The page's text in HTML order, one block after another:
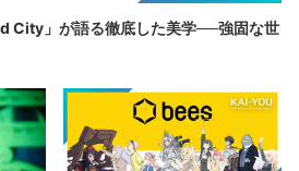
City」が語る徹底した美学──強固な世